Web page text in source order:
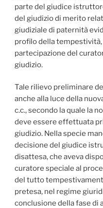
parte del giudice
del giudizio di merito
giudiziale di paternità
profilo della
partecipazione del
giudizio.
Tale rilievo preliminare
anche alla luce della
c.c., secondo la quale la
deve essere effettuata
giudizio. Nella specie
decisione del giudice
disattesa, che aveva
curatore speciale al
del tutto
pretesa, nel regime
conclusione della fase di